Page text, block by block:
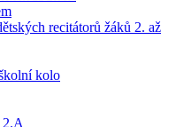
recitátorů žáků 2. až
kolo
2.A